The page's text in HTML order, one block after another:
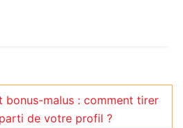
bonus-malus : comment tirer
de votre profil ?